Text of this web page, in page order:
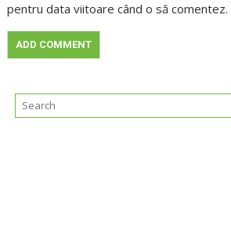
pentru data viitoare când o să comentez.